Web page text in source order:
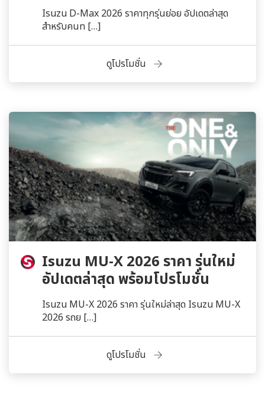
Isuzu D-Max 2026 ราคาทุกรุ่นย่อย อัปเดตล่าสุด
สำหรับคนท […]
ดูโปรโมชั่น
Isuzu MU-X 2026 ราคา รุ่นใหม่
อัปเดตล่าสุด พร้อมโปรโมชั่น
Isuzu MU-X 2026 ราคา รุ่นใหม่ล่าสุด Isuzu MU-X
2026 รถย […]
ดูโปรโมชั่น